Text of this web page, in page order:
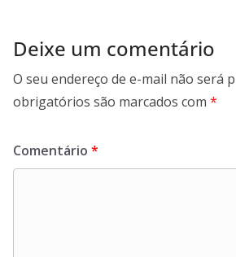
Deixe um comentário
O seu endereço de e-mail não será
obrigatórios são marcados com *
Comentário *